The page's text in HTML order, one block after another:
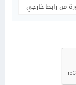
من رابط خارجي